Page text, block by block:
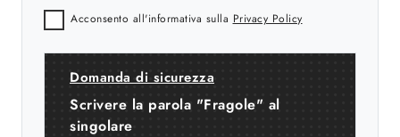
Acconsento all'informativa sulla Privacy Policy
Domanda di sicurezza
Scrivere la parola "Fragole" al
singolare